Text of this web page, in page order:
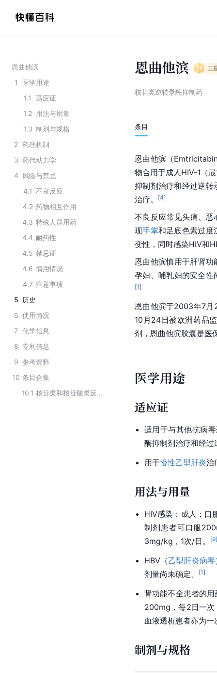
恩曲他滨
1
医学用途
1.1
适应证
1.2 用法与用量
1.3 制剂与规格
2 药理机制
3 药代动力学
4
风险与禁忌
4.1 不良反应
4.2 药物相互作用
4.3 特殊人群用药
4.4 耐药性
4.5 禁忌证
4.6 慎用情况
4.7 注意事项
5
历史
6 使用情况
7 化学信息
8 专利信息
9 参考资料
10 条目合集
10.1
核苷类和核苷酸类反转录酶抑制剂
恩曲他滨 三
核苷类逆转录酶抑制药
条目
恩曲他滨（
物合用于成人HIV-1（
抑制剂治疗和经过逆
治疗。
[4]
不良反应常见头痛、恶
现手掌和足底色素过度
变性，同时感染HIV和
恩曲他滨慎用于肝肾功
孕妇、哺乳妇的安全
[1]
恩曲他滨于2003年7月
10月24日被欧洲药品
剂，恩曲他滨胶囊是医
医学用途
适应证
适用于与其他抗病
酶抑制剂治疗和经
用于慢性乙型肝炎治
用法与用量
HIV感染：成人：口
制剂患者可口服
3mg/kg，1次/日。
[9
HBV（乙型肝炎病毒
剂量尚未确定。
[1]
肾功能不全患者的
200mg，每2日一
血液透析患者亦为
制剂与规格